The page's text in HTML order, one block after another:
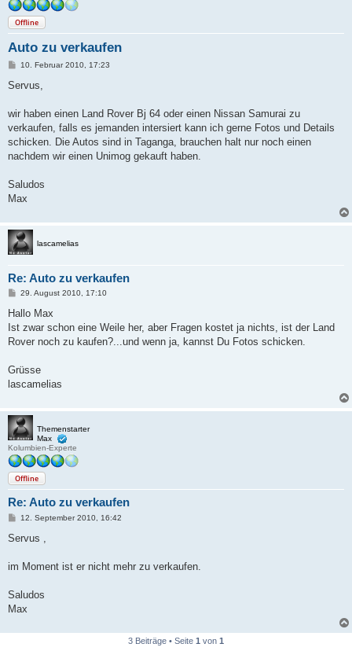
Offline
Auto zu verkaufen
B
i
a
10. Februar 2010, 17:23
Servus,
wir haben einen Land Rover Bj 64 oder einen Nissan Samurai zu
verkaufen, falls es jemanden intersiert kann ich gerne Fotos und Details
schicken. Die Autos sind in Taganga, brauchen halt nur noch einen
nachdem wir einen Unimog gekauft haben.
Saludos
Max
lascamelias
Re: Auto zu verkaufen
B
i
r
a
29. August 2010, 17:10
Hallo Max
Ist zwar schon eine Weile her, aber Fragen kostet ja nichts, ist der Land
Rover noch zu kaufen?...und wenn ja, kannst Du Fotos schicken.
Grüsse
lascamelias
Themenstarter
Max
Kolumbien-Experte
Offline
Re: Auto zu verkaufen
B
i
a
12. September 2010, 16:42
Servus ,
im Moment ist er nicht mehr zu verkaufen.
Saludos
Max
3 Beiträge • Seite 1 von 1